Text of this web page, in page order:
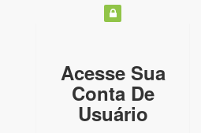
Acesse Sua
Conta De
Usuário